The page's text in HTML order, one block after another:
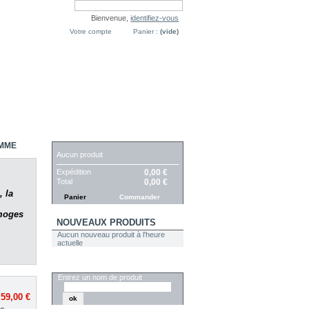
Bienvenue,identifiez-vous
Panier : (vide)
Votre compte
la
59,00 €
Aucun produit
Expédition 0,00 €
Total 0,00 €
Panier Commander
NOUVEAUX PRODUITS
Aucun nouveau produit à l'heure
actuelle
Entrez un nom de produit